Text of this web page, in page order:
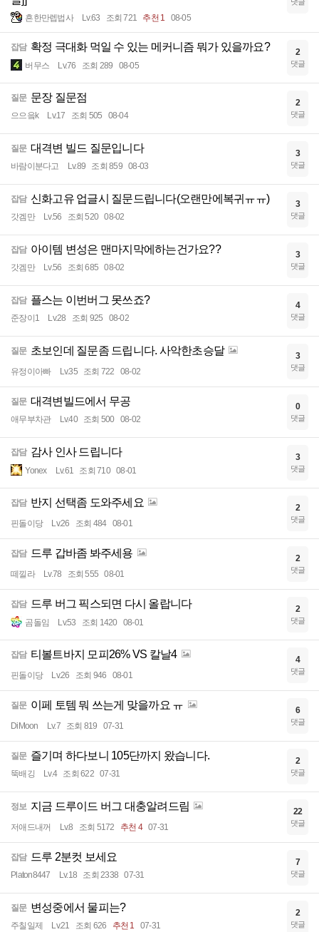
흔한만렙법사 Lv.63 조회 721 추천 1 08-05
잡담 확정 극대화 먹일 수 있는 메커니즘 뭐가 있을까요?
버무스 Lv.76 조회 289 08-05
2
댓글
질문 문장 질문점
으으읔k Lv.17 조회 505 08-04
2
댓글
질문 대격변 빌드 질문입니다
바람이분다고 Lv.89 조회 859 08-03
3
댓글
잡담 신화고유 업글시 질문드립니다(오랜만에복귀ㅠㅠ)
갓겜만 Lv.56 조회 520 08-02
3
댓글
잡담 아이템 변성은 맨마지막에하는건가요??
갓겜만 Lv.56 조회 685 08-02
3
댓글
잡담 플스는 이번버그 못쓰죠?
준장이1 Lv.28 조회 925 08-02
4
댓글
질문 초보인데 질문좀 드립니다. 사악한초승달
유정이아빠 Lv.35 조회 722 08-02
3
댓글
질문 대격변빌드에서 무공
애무부차관 Lv.40 조회 500 08-02
0
댓글
잡담 감사 인사 드립니다
Yonex Lv.61 조회 710 08-01
3
댓글
잡담 반지 선택좀 도와주세요
핀돌이당 Lv.26 조회 484 08-01
2
댓글
잡담 드루 갑바좀 봐주세용
떼낄라 Lv.78 조회 555 08-01
2
댓글
잡담 드루 버그 픽스되면 다시 올랍니다
곰돌임 Lv.53 조회 1420 08-01
2
댓글
잡담 티볼트바지 모피26% VS 칼날4
핀돌이당 Lv.26 조회 946 08-01
4
댓글
질문 이페 토템 뭐 쓰는게 맞을까요 ㅠ
DiMoon Lv.7 조회 819 07-31
6
댓글
질문 즐기며 하다보니 105단까지 왔습니다.
뚝배깅 Lv.4 조회 622 07-31
2
댓글
정보 지금 드루이드 버그 대충알려드림
저애드내꺼 Lv.8 조회 5172 추천 4 07-31
22
댓글
잡담 드루 2분컷 보세요
Platon8447 Lv.18 조회 2338 07-31
7
댓글
질문 변성중에서 물피는?
주칠일제 Lv.21 조회 626 추천 1 07-31
2
댓글